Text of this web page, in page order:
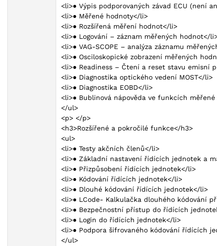
<li>● Výpis podporovaných závad ECU (není
<li>● Měřené hodnoty</li>
<li>● Rozšířená měření hodnot</li>
<li>● Logování – záznam měřených hodnot</
<li>● VAG-SCOPE – analýza záznamu
<li>● Osciloskopické zobrazení měřených
<li>● Readiness – Čtení a reset stavu
<li>● Diagnostika optického vedení MOST</li>
<li>● Diagnostika EOBD</li>
<li>● Bublinová nápověda ve funkcích
</ul>
<p> </p>
<h3>Rozšířené a pokročilé funkce</h3>
<ul>
<li>● Testy akčních členů</li>
<li>● Základní nastavení řídících jednotek a
<li>● Přizpůsobení řídících jednotek</li>
<li>● Kódování řídících jednotek</li>
<li>● Dlouhé kódování řídících jednotek</li>
<li>● LCode- Kalkulačka dlouhého kódování
<li>● Bezpečnostní přístup do řídících
<li>● Login do řídících jednotek</li>
<li>● Podpora šifrovaného kódování řídících
</ul>